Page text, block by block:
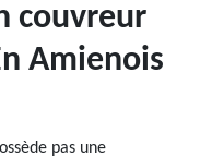
couvreur
Amienois
pas une